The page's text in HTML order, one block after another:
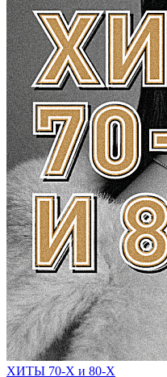
ХИТЫ 70-Х и 80-Х